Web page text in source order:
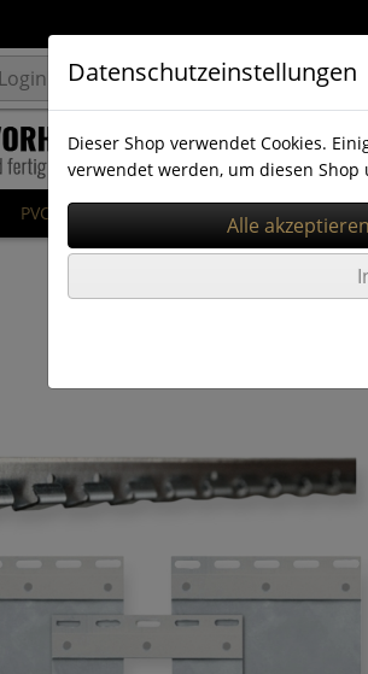
Login
PVC Rollenware PVC Ersatzstreifen
Datenschutzeinstellungen
Dieser Shop verwendet Cookies.
verwendet werden, um diesen